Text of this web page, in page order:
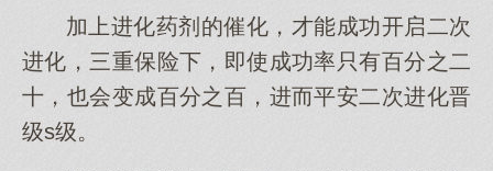
加上进化药剂的催化，才能成功开启二次
进化，三重保险下，即使成功率只有百分之二
十，也会变成百分之百，进而平安二次进化晋
级s级。